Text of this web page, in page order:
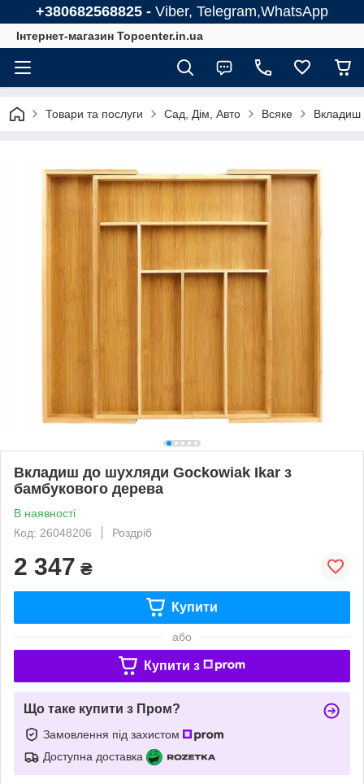
+380682568825 - Viber, Telegram,WhatsApp
Інтернет-магазин Topcenter.in.ua
Товари та послуги Сад, Дім, Авто Всяке Вкладиш
Вкладиш до шухляди Gockowiak Ikar з
бамбукового дерева
В наявності
Код: 26048206
Роздріб
2 347 ₴
Купити
або
Купити з
Що таке купити з Пром?
Замовлення під захистом
Доступна доставка